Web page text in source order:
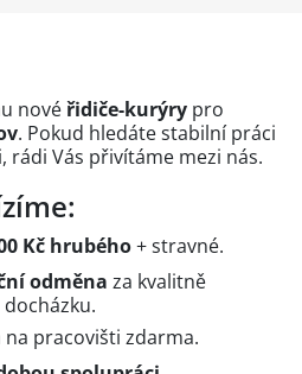
novéřidiče-kurýry pro
. Pokud hledáte stabilní práci
rádi Vás přivítáme mezi nás.
Kč hrubého+ stravné.
odměna za kvalitně
na pracovišti zdarma.